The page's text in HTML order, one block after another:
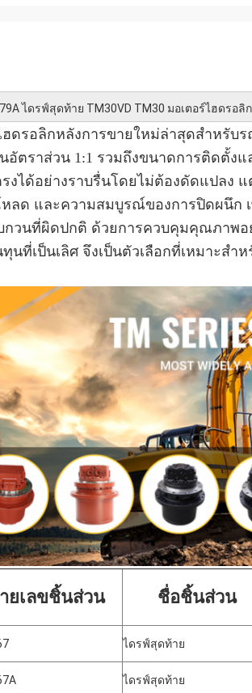
ไดรฟ์สุดท้าย TM30VD TM30 มอเตอร์ไฮดรอลิ
ฮดรอลิกหลังการขายใหม่ล่าสุดสำหรั
อัตราส่วน 1:1 รวมถึงขนาดการติดตั้ง
งได้อย่างราบรื่นโดยไม่ต้องดัดแปลง
ลด และความสมบูรณ์ของการปิดผนึก
กวนที่ผิดปกติ ด้วยการควบคุมคุณภาพ
ที่เป็นเลิศ จึงเป็นตัวเลือกที่เหมาะสำ
ยเลขชิ้นส่วน ชื่อชิ้นส่วน
ไดรฟ์สุดท้าย
ไดรฟ์สุดท้าย